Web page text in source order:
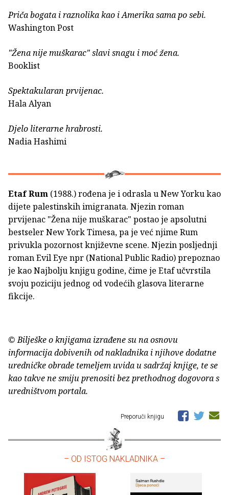
Priča bogata i raznolika kao i Amerika sama po sebi.
Washington Post
"Žena nije muškarac" slavi snagu i moć žena.
Booklist
Spektakularan prvijenac.
Hala Alyan
Djelo literarne hrabrosti.
Nadia Hashimi
Etaf Rum (1988.) rođena je i odrasla u New Yorku kao
dijete palestinskih imigranata. Njezin roman
prvijenac "Žena nije muškarac" postao je apsolutni
bestseler New York Timesa, pa je već njime Rum
privukla pozornost književne scene. Njezin posljednji
roman Evil Eye npr (National Public Radio) prepoznao
je kao Najbolju knjigu godine, čime je Etaf učvrstila
svoju poziciju jednog od vodećih glasova literarne
fikcije.
© Bilješke o knjigama izrađene su na osnovu
informacija dobivenih od nakladnika i njihove dodatne
uredničke obrade temeljem uvida u sadržaj knjige, te se
kao takve ne smiju prenositi bez prethodnog dogovora s
uredništvom portala.
Preporuči knjigu
– OD ISTOG NAKLADNIKA –